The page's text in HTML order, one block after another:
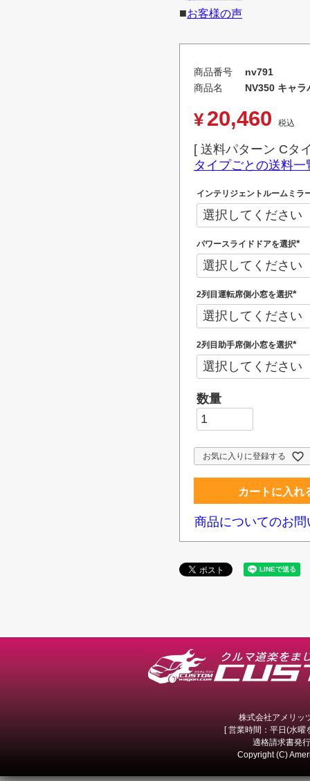
■お客様の声
商品番号
nv791
商品名
NV350 キャラ
¥ 20,460 税込
送料パターン Cタ
タイプごとの送料一
インテリジェントルームミラ
パワースライドドアを選択
(
必
須
)
2列目運転席側小窓を選択
(
必
須
)
2列目助手席側小窓を選択
(
必
須
)
お気に入りに登録する
カートに入れ
商品についてのお問
株式会社アメリ
[ 営業時間：平日(水
適格請求書発
Copyright (C)